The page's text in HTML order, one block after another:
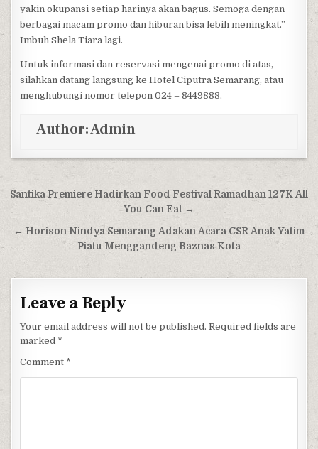
yakin okupansi setiap harinya akan bagus. Semoga dengan
berbagai macam promo dan hiburan bisa lebih meningkat.”
Imbuh Shela Tiara lagi.
Untuk informasi dan reservasi mengenai promo di atas,
silahkan datang langsung ke Hotel Ciputra Semarang, atau
menghubungi nomor telepon 024 – 8449888.
Author:Admin
Post navigation
Santika Premiere Hadirkan Food Festival Ramadhan 127K All
You Can Eat →
← Horison Nindya Semarang Adakan Acara CSR Anak Yatim
Piatu Menggandeng Baznas Kota
Leave a Reply
Your email address will not be published. Required fields are
marked *
Comment *